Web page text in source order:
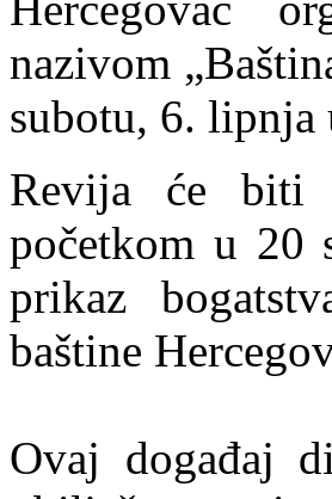
nazivom
subotu, 6.
Revija će biti
početkom u 20
prikaz
baštine
Ovaj događaj